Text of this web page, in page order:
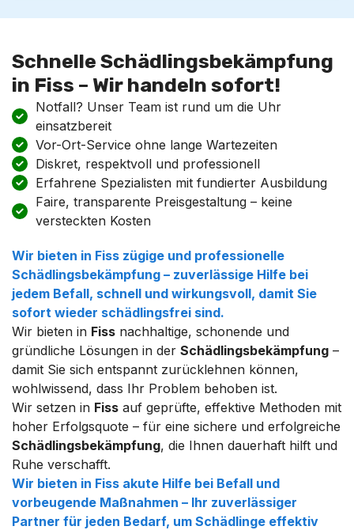
Schnelle Schädlingsbekämpfung
in Fiss – Wir handeln sofort!
Notfall? Unser Team ist rund um die Uhr
einsatzbereit
Vor-Ort-Service ohne lange Wartezeiten
Diskret, respektvoll und professionell
Erfahrene Spezialisten mit fundierter Ausbildung
Faire, transparente Preisgestaltung – keine
versteckten Kosten
Wir bieten in Fiss zügige und professionelle
Schädlingsbekämpfung – zuverlässige Hilfe bei
jedem Befall, schnell und wirkungsvoll, damit Sie
sofort wieder schädlingsfrei sind.
Wir bieten in Fiss nachhaltige, schonende und
gründliche Lösungen in der Schädlingsbekämpfung –
damit Sie sich entspannt zurücklehnen können,
wohlwissend, dass Ihr Problem behoben ist.
Wir setzen in Fiss auf geprüfte, effektive Methoden mit
hoher Erfolgsquote – für eine sichere und erfolgreiche
Schädlingsbekämpfung, die Ihnen dauerhaft hilft und
Ruhe verschafft.
Wir bieten in Fiss akute Hilfe bei Befall und
vorbeugende Maßnahmen – Ihr zuverlässiger
Partner für jeden Bedarf, um Schädlinge effektiv